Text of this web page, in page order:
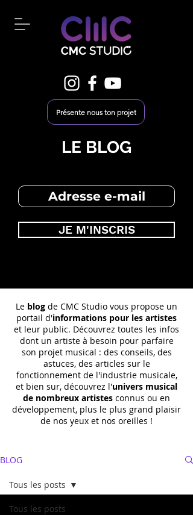
Présente nous ton projet
LE BLOG
JE M'INSCRIS
Le blog de CMC Studio vous propose un
portail d'informations pour les artistes
et leur public. Découvrez toutes les infos
dont un artiste à besoin pour parfaire
son projet musical : des conseils, des
astuces, des articles sur le
fonctionnement de l'industrie musicale,
et bien sur, découvrez l'univers musical
de nombreux artistes connus ou en
développement, plus le plus grand plaisir
de nos yeux et nos oreilles !
BLOG
Tous les posts
Tous les posts